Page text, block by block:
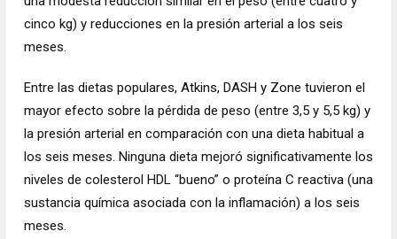
cinco kg) y reducciones en la presión arterial a los seis
meses.
Entre las dietas populares, Atkins, DASH y Zone tuvieron el
mayor efecto sobre la pérdida de peso (entre 3,5 y 5,5 kg) y
la presión arterial en comparación con una dieta habitual a
los seis meses. Ninguna dieta mejoró significativamente los
niveles de colesterol HDL “bueno” o proteína C reactiva (una
sustancia química asociada con la inflamación) a los seis
meses.